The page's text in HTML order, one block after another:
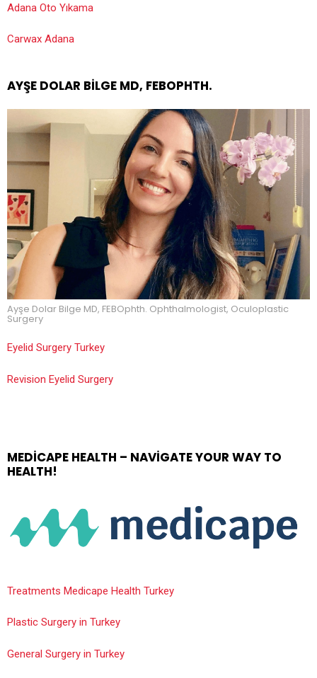
Adana Oto Yıkama
Carwax Adana
AYŞE DOLAR BILGE MD, FEBOPHTH.
Ayşe Dolar Bilge MD, FEBOphth. Ophthalmologist, Oculoplastic
Surgery
Eyelid Surgery Turkey
Revision Eyelid Surgery
MEDICAPE HEALTH – NAVIGATE YOUR WAY TO
HEALTH!
Treatments Medicape Health Turkey
Plastic Surgery in Turkey
General Surgery in Turkey